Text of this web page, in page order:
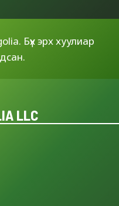
Бүх эрх хуулиар
LLC